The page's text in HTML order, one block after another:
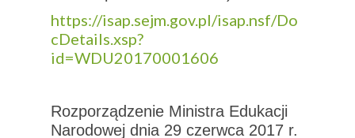
https://isap.sejm.gov.pl/isap.nsf/Do
cDetails.xsp?
id=WDU20170001606
Rozporządzenie Ministra Edukacji
Narodowej dnia 29 czerwca 2017 r.